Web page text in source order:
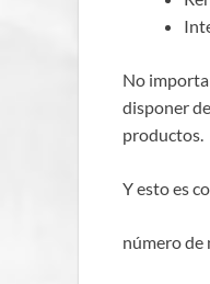
No importa
disponer
productos.
Y esto es
número de